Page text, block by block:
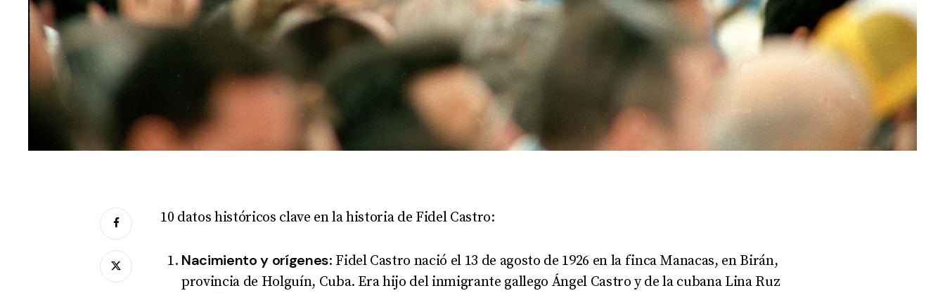
10 datos históricos clave en la historia de Fidel Castro:
Nacimiento y orígenes: Fidel Castro nació el 13 de agosto de 1926 en la finca Manacas, en Birán,
provincia de Holguín, Cuba. Era hijo del inmigrante gallego Ángel Castro y de la cubana Lina Ruz